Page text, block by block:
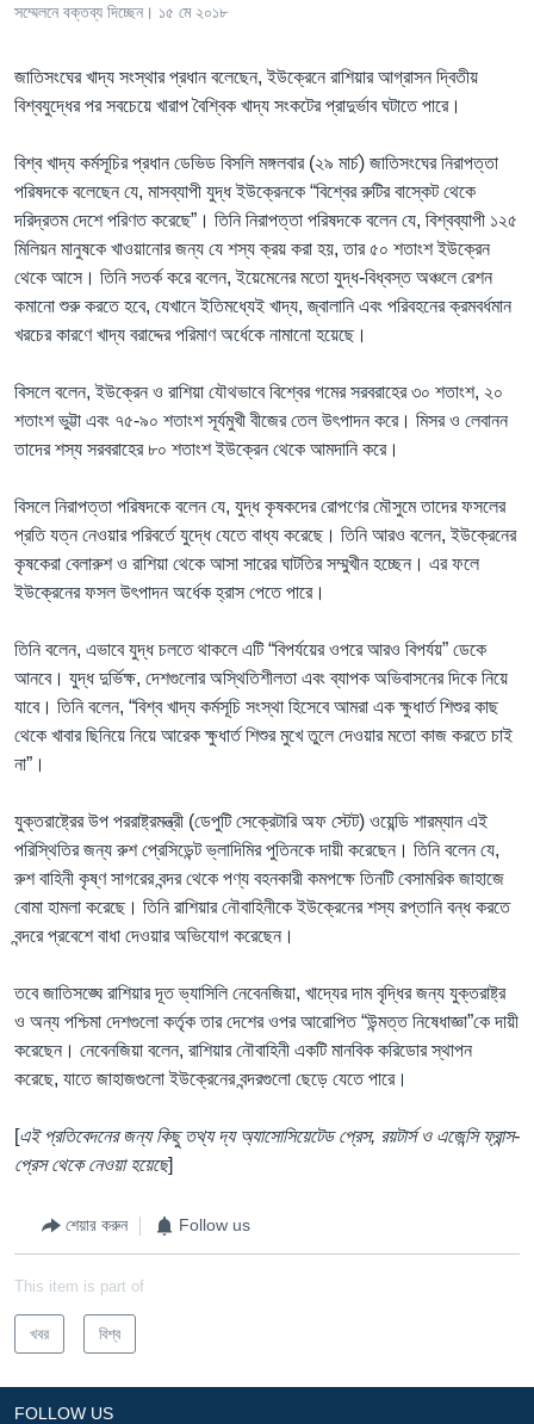
সম্মেলনে বক্তব্য দিচ্ছেন। ১৫ মে ২০১৮
জাতিসংঘের খাদ্য সংস্থার প্রধান বলেছেন, ইউক্রেনে রাশিয়ার আগ্রাসন দ্বিতীয়
বিশ্বযুদ্ধের পর সবচেয়ে খারাপ বৈশ্বিক খাদ্য সংকটের প্রাদুর্ভাব ঘটাতে পারে।
বিশ্ব খাদ্য কর্মসূচির প্রধান ডেভিড বিসলি মঙ্গলবার (২৯ মার্চ) জাতিসংঘের নিরাপত্তা
পরিষদকে বলেছেন যে, মাসব্যাপী যুদ্ধ ইউক্রেনকে “বিশ্বের রুটির বাস্কেট থেকে
দরিদ্রতম দেশে পরিণত করেছে”। তিনি নিরাপত্তা পরিষদকে বলেন যে, বিশ্বব্যাপী ১২৫
মিলিয়ন মানুষকে খাওয়ানোর জন্য যে শস্য ক্রয় করা হয়, তার ৫০ শতাংশ ইউক্রেন
থেকে আসে। তিনি সতর্ক করে বলেন, ইয়েমেনের মতো যুদ্ধ-বিধ্বস্ত অঞ্চলে রেশন
কমানো শুরু করতে হবে, যেখানে ইতিমধ্যেই খাদ্য, জ্বালানি এবং পরিবহনের ক্রমবর্ধমান
খরচের কারণে খাদ্য বরাদ্দের পরিমাণ অর্ধেকে নামানো হয়েছে।
বিসলে বলেন, ইউক্রেন ও রাশিয়া যৌথভাবে বিশ্বের গমের সরবরাহের ৩০ শতাংশ, ২০
শতাংশ ভুট্টা এবং ৭৫-৯০ শতাংশ সূর্যমুখী বীজের তেল উৎপাদন করে। মিসর ও লেবানন
তাদের শস্য সরবরাহের ৮০ শতাংশ ইউক্রেন থেকে আমদানি করে।
বিসলে নিরাপত্তা পরিষদকে বলেন যে, যুদ্ধ কৃষকদের রোপণের মৌসুমে তাদের ফসলের
প্রতি যত্ন নেওয়ার পরিবর্তে যুদ্ধে যেতে বাধ্য করেছে। তিনি আরও বলেন, ইউক্রেনের
কৃষকেরা বেলারুশ ও রাশিয়া থেকে আসা সারের ঘাটতির সম্মুখীন হচ্ছেন। এর ফলে
ইউক্রেনের ফসল উৎপাদন অর্ধেক হ্রাস পেতে পারে।
তিনি বলেন, এভাবে যুদ্ধ চলতে থাকলে এটি “বিপর্যয়ের ওপরে আরও বিপর্যয়” ডেকে
আনবে। যুদ্ধ দুর্ভিক্ষ, দেশগুলোর অস্থিতিশীলতা এবং ব্যাপক অভিবাসনের দিকে নিয়ে
যাবে। তিনি বলেন, “বিশ্ব খাদ্য কর্মসূচি সংস্থা হিসেবে আমরা এক ক্ষুধার্ত শিশুর কাছ
থেকে খাবার ছিনিয়ে নিয়ে আরেক ক্ষুধার্ত শিশুর মুখে তুলে দেওয়ার মতো কাজ করতে চাই
না”।
যুক্তরাষ্ট্রের উপ পররাষ্ট্রমন্ত্রী (ডেপুটি সেক্রেটারি অফ স্টেট) ওয়েন্ডি শারম্যান এই
পরিস্থিতির জন্য রুশ প্রেসিডেন্ট ভ্লাদিমির পুতিনকে দায়ী করেছেন। তিনি বলেন যে,
রুশ বাহিনী কৃষ্ণ সাগরের বন্দর থেকে পণ্য বহনকারী কমপক্ষে তিনটি বেসামরিক জাহাজে
বোমা হামলা করেছে। তিনি রাশিয়ার নৌবাহিনীকে ইউক্রেনের শস্য রপ্তানি বন্ধ করতে
বন্দরে প্রবেশে বাধা দেওয়ার অভিযোগ করেছেন।
তবে জাতিসঙ্ঘে রাশিয়ার দূত ভ্যাসিলি নেবেনজিয়া, খাদ্যের দাম বৃদ্ধির জন্য যুক্তরাষ্ট্র
ও অন্য পশ্চিমা দেশগুলো কর্তৃক তার দেশের ওপর আরোপিত “উন্মত্ত নিষেধাজ্ঞা”কে দায়ী
করেছেন। নেবেনজিয়া বলেন, রাশিয়ার নৌবাহিনী একটি মানবিক করিডোর স্থাপন
করেছে, যাতে জাহাজগুলো ইউক্রেনের বন্দরগুলো ছেড়ে যেতে পারে।
[এই প্রতিবেদনের জন্য কিছু তথ্য দ্য অ্যাসোসিয়েটেড প্রেস, রয়টার্স ও এজেন্সি ফ্রান্স-
প্রেস থেকে নেওয়া হয়েছে]
শেয়ার করুন Follow us
This item is part of
খবর বিশ্ব
FOLLOW US